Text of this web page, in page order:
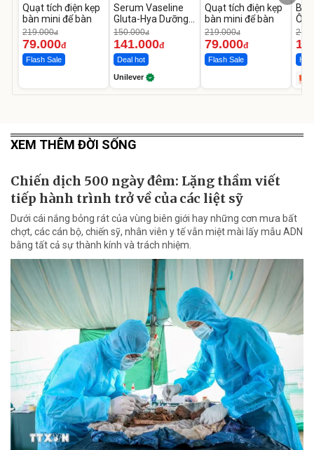
Quạt tích điện kẹp
bàn mini để bàn
219.000đ
79.000đ
Flash Sale
Serum Vaseline
Gluta-Hya Dưỡng
Da Sáng Mịn Sau 7
Ngày
150.000đ
141.000đ
Deal hot
Unilever
Quạt tích điện kẹp
bàn mini để bàn
219.000đ
79.000đ
Flash Sale
Ô
Hot
XEM THÊM ĐỜI SỐNG
Chiến dịch 500 ngày đêm: Lặng thầm viết
tiếp hành trình trở về của các liệt sỹ
Dưới cái nắng bỏng rát của vùng biên giới hay những cơn mưa bất
chợt, các cán bộ, chiến sỹ, nhân viên y tế vẫn miệt mài lấy mẫu ADN
bằng tất cả sự thành kính và trách nhiệm.